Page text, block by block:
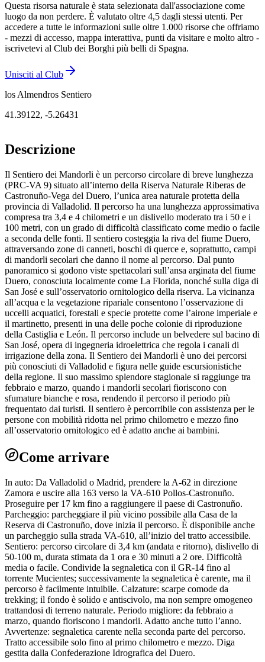
Questa risorsa naturale è stata selezionata dall'associazione come
luogo da non perdere. È valutato oltre 4,5 dagli stessi utenti. Per
accedere a tutte le informazioni sulle oltre 1.000 risorse che offriamo
- mezzi di accesso, mappa interattiva, punti da visitare e molto altro -
iscrivetevi al Club dei Borghi più belli di Spagna.
Unisciti al Club
los Almendros Sentiero
41.39122, -5.26431
Descrizione
Il Sentiero dei Mandorli è un percorso circolare di breve lunghezza
(PRC-VA 9) situato all’interno della Riserva Naturale Riberas de
Castronuño-Vega del Duero, l’unica area naturale protetta della
provincia di Valladolid. Il percorso ha una lunghezza approssimativa
compresa tra 3,4 e 4 chilometri e un dislivello moderato tra i 50 e i
100 metri, con un grado di difficoltà classificato come medio o facile
a seconda delle fonti. Il sentiero costeggia la riva del fiume Duero,
attraversando zone di canneti, boschi di querce e, soprattutto, campi
di mandorli secolari che danno il nome al percorso. Dal punto
panoramico si godono viste spettacolari sull’ansa arginata del fiume
Duero, conosciuta localmente come La Florida, nonché sulla diga di
San José e sull’osservatorio ornitologico della riserva. La vicinanza
all’acqua e la vegetazione ripariale consentono l’osservazione di
uccelli acquatici, forestali e specie protette come l’airone imperiale e
il martinetto, presenti in una delle poche colonie di riproduzione
della Castiglia e León. Il percorso include un belvedere sul bacino di
San José, opera di ingegneria idroelettrica che regola i canali di
irrigazione della zona. Il Sentiero dei Mandorli è uno dei percorsi
più conosciuti di Valladolid e figura nelle guide escursionistiche
della regione. Il suo massimo splendore stagionale si raggiunge tra
febbraio e marzo, quando i mandorli secolari fioriscono con
sfumature bianche e rosa, rendendo il percorso il periodo più
frequentato dai turisti. Il sentiero è percorribile con assistenza per le
persone con mobilità ridotta nel primo chilometro e mezzo fino
all’osservatorio ornitologico ed è adatto anche ai bambini.
Come arrivare
In auto: Da Valladolid o Madrid, prendere la A-62 in direzione
Zamora e uscire alla 163 verso la VA-610 Pollos-Castronuño.
Proseguire per 17 km fino a raggiungere il paese di Castronuño.
Parcheggio: parcheggiare il più vicino possibile alla Casa de la
Reserva di Castronuño, dove inizia il percorso. È disponibile anche
un parcheggio sulla strada VA-610, all’inizio del tratto accessibile.
Sentiero: percorso circolare di 3,4 km (andata e ritorno), dislivello di
50-100 m, durata stimata da 1 ora e 30 minuti a 2 ore. Difficoltà
media o facile. Condivide la segnaletica con il GR-14 fino al
torrente Mucientes; successivamente la segnaletica è carente, ma il
percorso è facilmente intuibile. Calzature: scarpe comode da
trekking; il fondo è solido e antiscivolo, ma non sempre omogeneo
trattandosi di terreno naturale. Periodo migliore: da febbraio a
marzo, quando fioriscono i mandorli. Adatto anche tutto l’anno.
Avvertenze: segnaletica carente nella seconda parte del percorso.
Tratto accessibile solo fino al primo chilometro e mezzo. Diga
gestita dalla Confederazione Idrografica del Duero.